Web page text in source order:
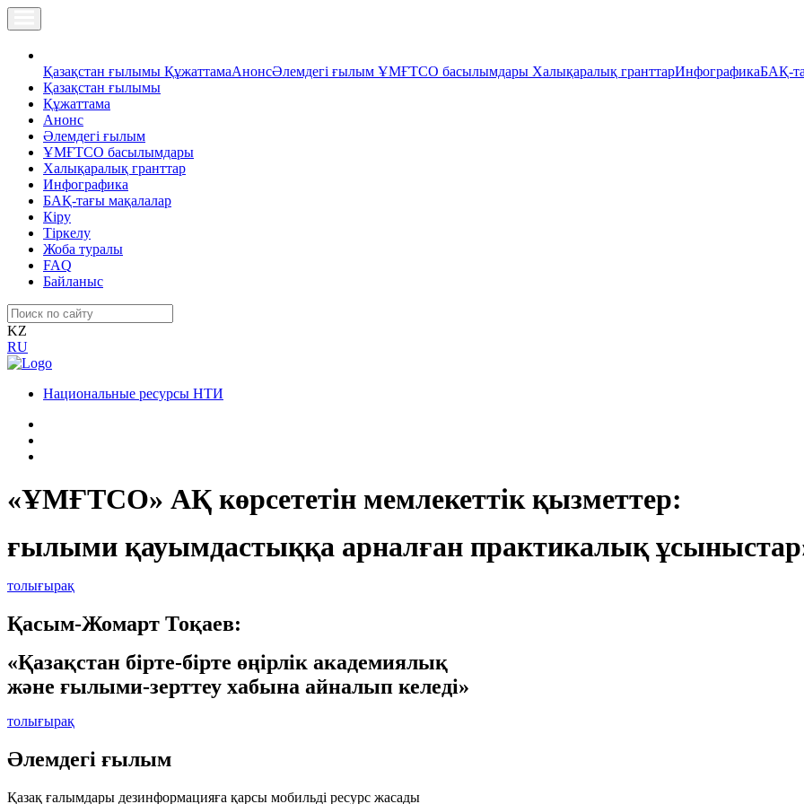
Қазақстан ғылымы ҚұжаттамаАнонсӘлемдегі ғылым ҰМҒТСО басылымдары Халықаралық гранттарИнфографикаБАҚ-
Қазақстан ғылымы
Құжаттама
Анонс
Әлемдегі ғылым
ҰМҒТСО басылымдары
Халықаралық гранттар
Инфографика
БАҚ-тағы мақалалар
Кіру
Тіркелу
Жоба туралы
FAQ
Байланыс
KZ
RU
Национальные ресурсы НТИ
«ҰМҒТСО» АҚ көрсететін мемлекеттік қызметтер:
ғылыми қауымдастыққа арналған практикалық
толығырақ
Қасым-Жомарт Тоқаев:
«Қазақстан бірте-бірте өңірлік академиялық
және ғылыми-зерттеу хабына айналып келеді»
толығырақ
Әлемдегі ғылым
Қазақ ғалымдары дезинформацияға қарсы мобильді ресурс жасады